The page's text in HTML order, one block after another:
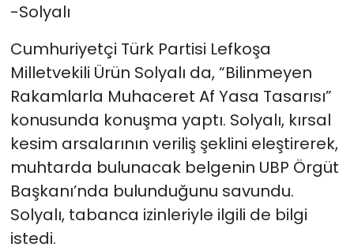
-Solyalı
Cumhuriyetçi Türk Partisi Lefkoşa
Milletvekili Ürün Solyalı da, “Bilinmeyen
Rakamlarla Muhaceret Af Yasa Tasarısı”
konusunda konuşma yaptı. Solyalı, kırsal
kesim arsalarının veriliş şeklini eleştirerek,
muhtarda bulunacak belgenin UBP Örgüt
Başkanı’nda bulunduğunu savundu.
Solyalı, tabanca izinleriyle ilgili de bilgi
istedi.